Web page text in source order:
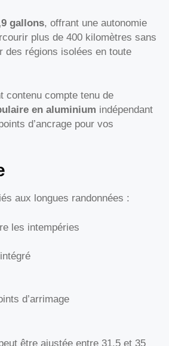
gallons, offrant une autonomie
plus de 400 kilomètres sans
des régions isolées en toute
contenu compte tenu de
en aluminium indépendant
d’ancrage pour vos
aux longues randonnées :
les intempéries
d’arrimage
être ajustée entre 31,5 et 35